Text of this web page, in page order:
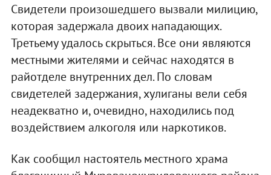
Свидетели произошедшего вызвали милицию,
которая задержала двоих нападающих.
Третьему удалось скрыться. Все они являются
местными жителями и сейчас находятся в
райотделе внутренних дел. По словам
свидетелей задержания, хулиганы вели себя
неадекватно и, очевидно, находились под
воздействием алкоголя или наркотиков.
Как сообщил настоятель местного храма